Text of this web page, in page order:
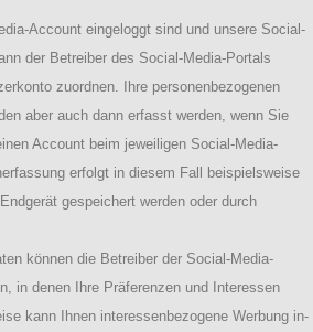
Account eingeloggt sind und unsere Social-
der Betreiber des Social-Media-Portals
zuordnen. Ihre personenbezogenen
aber auch dann erfasst werden, wenn Sie
Account beim jeweiligen Social-Media-
erfolgt in diesem Fall beispielsweise
gespeichert werden oder durch
können die Betreiber der Social-Media-
in denen Ihre Präferenzen und Interessen
kann Ihnen interessenbezogene Werbung in-